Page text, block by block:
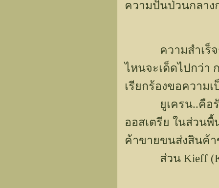
ความปั่นป่วนกลาง
ความสำเร็จชิ้น
ไหนจะเด็ดไปกว่า
เรียกร้องขอความ
ยูเครน..คือรัฐห
ออสเตรีย ในส่วนพื้
ค้าขายขนส่งสินค้
ส่วน Kieff